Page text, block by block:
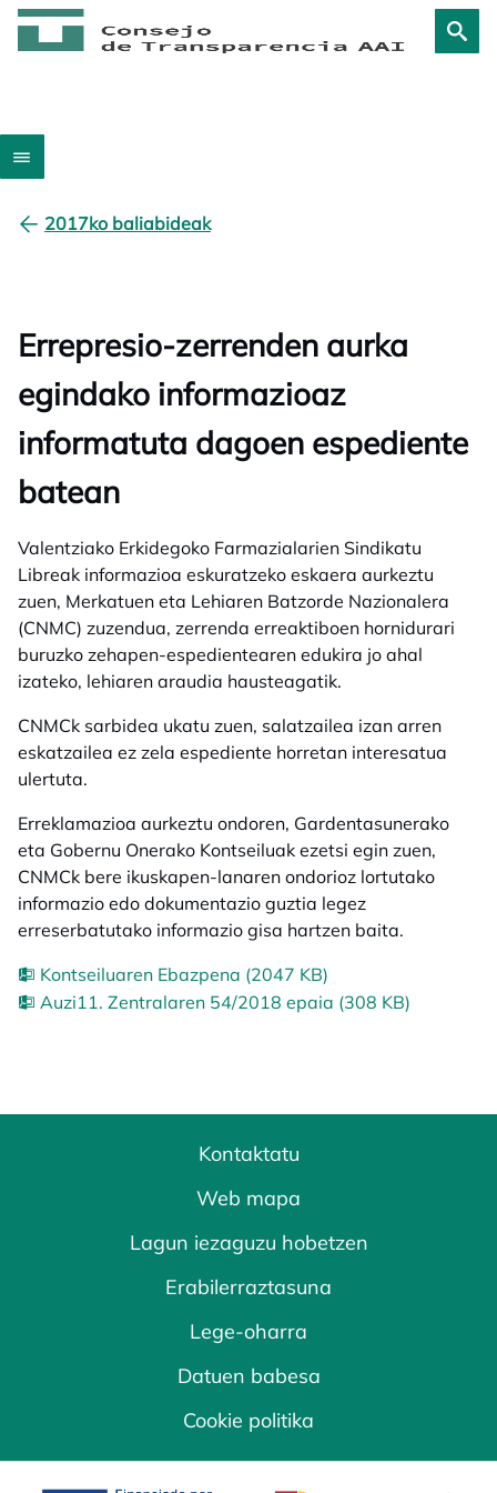
2017ko baliabideak
Errepresio-zerrenden aurka
egindako informazioaz
informatuta dagoen espediente
batean
Valentziako Erkidegoko Farmazialarien Sindikatu
Libreak informazioa eskuratzeko eskaera aurkeztu
zuen, Merkatuen eta Lehiaren Batzorde Nazionalera
(CNMC) zuzendua, zerrenda erreaktiboen hornidurari
buruzko zehapen-espedientearen edukira jo ahal
izateko, lehiaren araudia hausteagatik.
CNMCk sarbidea ukatu zuen, salatzailea izan arren
eskatzailea ez zela espediente horretan interesatua
ulertuta.
Erreklamazioa aurkeztu ondoren, Gardentasunerako
eta Gobernu Onerako Kontseiluak ezetsi egin zuen,
CNMCk bere ikuskapen-lanaren ondorioz lortutako
informazio edo dokumentazio guztia legez
erreserbatutako informazio gisa hartzen baita.
Kontseiluaren Ebazpena (2047 KB)
Auzi11. Zentralaren 54/2018 epaia (308 KB)
Kontaktatu
Web mapa
Lagun iezaguzu hobetzen
Erabilerraztasuna
Lege-oharra
Datuen babesa
Cookie politika